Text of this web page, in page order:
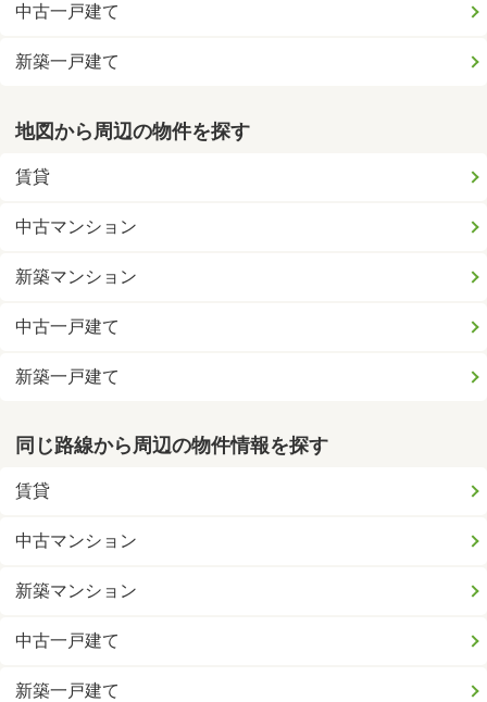
中古一戸建て
新築一戸建て
地図から周辺の物件を探す
賃貸
中古マンション
新築マンション
中古一戸建て
新築一戸建て
同じ路線から周辺の物件情報を探す
賃貸
中古マンション
新築マンション
中古一戸建て
新築一戸建て